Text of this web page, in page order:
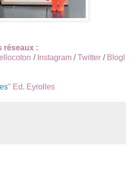
réseaux :
/ Instagram/Twitter / Blogl
" Ed. Eyrolles